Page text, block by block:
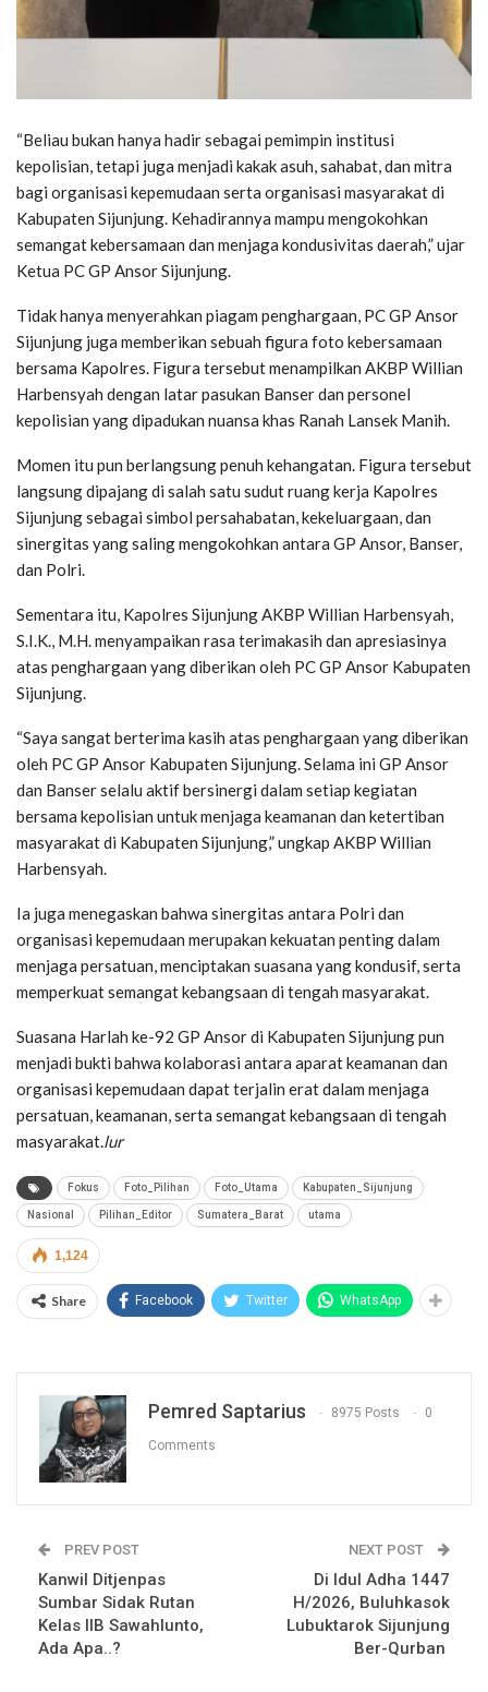
“Beliau bukan hanya hadir sebagai pemimpin institusi
kepolisian, tetapi juga menjadi kakak asuh, sahabat, dan mitra
bagi organisasi kepemudaan serta organisasi masyarakat di
Kabupaten Sijunjung. Kehadirannya mampu mengokohkan
semangat kebersamaan dan menjaga kondusivitas daerah,” ujar
Ketua PC GP Ansor Sijunjung.
Tidak hanya menyerahkan piagam penghargaan, PC GP Ansor
Sijunjung juga memberikan sebuah figura foto kebersamaan
bersama Kapolres. Figura tersebut menampilkan AKBP Willian
Harbensyah dengan latar pasukan Banser dan personel
kepolisian yang dipadukan nuansa khas Ranah Lansek Manih.
Momen itu pun berlangsung penuh kehangatan. Figura tersebut
langsung dipajang di salah satu sudut ruang kerja Kapolres
Sijunjung sebagai simbol persahabatan, kekeluargaan, dan
sinergitas yang saling mengokohkan antara GP Ansor, Banser,
dan Polri.
Sementara itu, Kapolres Sijunjung AKBP Willian Harbensyah,
S.I.K., M.H. menyampaikan rasa terimakasih dan apresiasinya
atas penghargaan yang diberikan oleh PC GP Ansor Kabupaten
Sijunjung.
“Saya sangat berterima kasih atas penghargaan yang diberikan
oleh PC GP Ansor Kabupaten Sijunjung. Selama ini GP Ansor
dan Banser selalu aktif bersinergi dalam setiap kegiatan
bersama kepolisian untuk menjaga keamanan dan ketertiban
masyarakat di Kabupaten Sijunjung,” ungkap AKBP Willian
Harbensyah.
Ia juga menegaskan bahwa sinergitas antara Polri dan
organisasi kepemudaan merupakan kekuatan penting dalam
menjaga persatuan, menciptakan suasana yang kondusif, serta
memperkuat semangat kebangsaan di tengah masyarakat.
Suasana Harlah ke-92 GP Ansor di Kabupaten Sijunjung pun
menjadi bukti bahwa kolaborasi antara aparat keamanan dan
organisasi kepemudaan dapat terjalin erat dalam menjaga
persatuan, keamanan, serta semangat kebangsaan di tengah
masyarakat.lur
Fokus Foto_Pilihan Foto_Utama Kabupaten_Sijunjung
Nasional Pilihan_Editor Sumatera_Barat utama
1,124
Share Facebook Twitter WhatsApp
Pemred Saptarius 8975 Posts 0
Comments
PREV POST
Kanwil Ditjenpas
Sumbar Sidak Rutan
Kelas IIB Sawahlunto,
Ada Apa..?
NEXT POST
Di Idul Adha 1447
H/2026, Buluhkasok
Lubuktarok Sijunjung
Ber-Qurban